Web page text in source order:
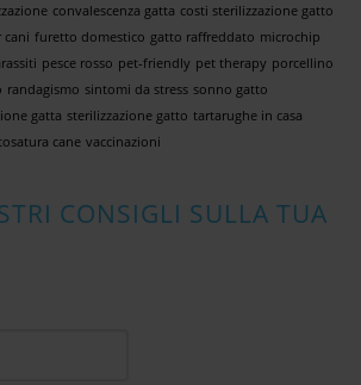
convalescenza gatta costi sterilizzazione gatto
cani furetto domestico gatto raffreddato microchip
pesce rosso pet-friendly pet therapy porcellino
randagismo sintomi da stress sonno gatto
gatta sterilizzazione gatto tartarughe in casa
cane vaccinazioni
CONSIGLI SULLA TUA